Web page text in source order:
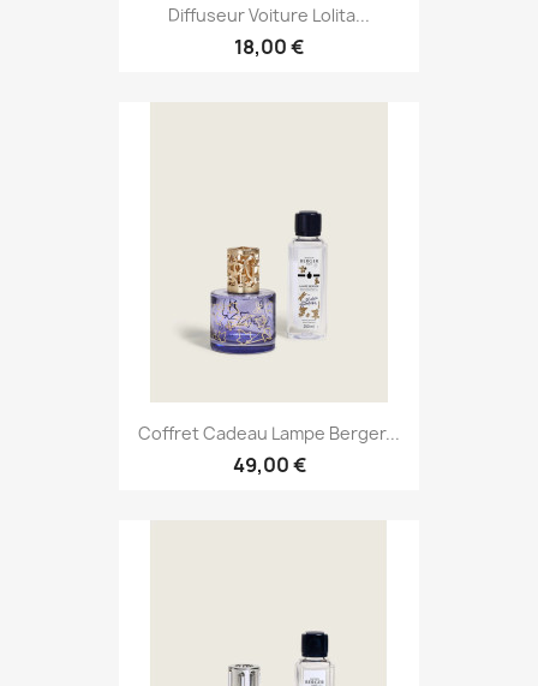
Diffuseur Voiture Lolita...
18,00 €
Coffret Cadeau Lampe Berger...
49,00 €